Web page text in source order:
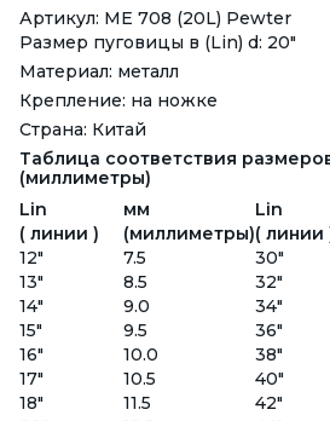
Артикул: ME 708 (20L) Pewter
Размер пуговицы в (Lin) d: 20"
Материал: металл
Крепление: на ножке
Страна: Китай
Таблица соответствия
(миллиметры)
Lin
мм Lin
( линии )
(миллиметры)( линии
12"
7.5 30"
13"
8.5 32"
14"
9.0 34"
15"
9.5 36"
16"
10.0 38"
17"
10.5 40"
18"
11.5 42"